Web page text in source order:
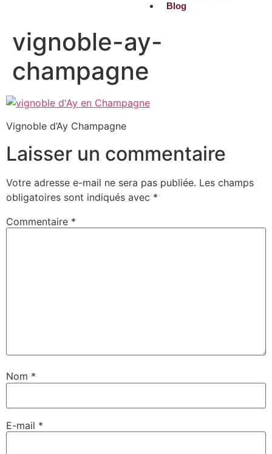
Blog
vignoble-ay-
champagne
Vignoble d’Ay Champagne
Laisser un commentaire
Votre adresse e-mail ne sera pas publiée. Les champs
obligatoires sont indiqués avec *
Commentaire *
Nom *
E-mail *